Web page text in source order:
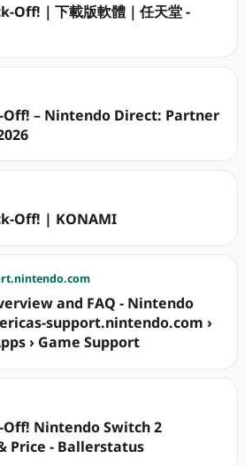
Off!｜下載版軟體｜任天堂 -
– Nintendo Direct: Partner
Off! | KONAMI
and FAQ - Nintendo
support.nintendo.com ›
› Game Support
Nintendo Switch 2
Price - Ballerstatus